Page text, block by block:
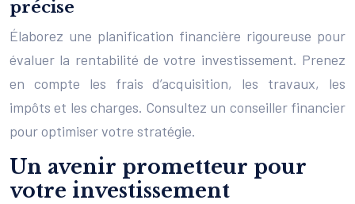
précise
Élaborez une planification financière rigoureuse pour
évaluer la rentabilité de votre investissement. Prenez
en compte les frais d’acquisition, les travaux, les
impôts et les charges. Consultez un conseiller financier
pour optimiser votre stratégie.
Un avenir prometteur pour
votre investissement